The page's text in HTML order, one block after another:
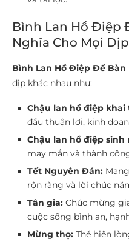
Bình Lan Hồ Điệp
Nghĩa Cho Mọi Dịp
Bình Lan Hồ Điệp Để Bàn
dịp khác nhau như:
Chậu lan hồ điệp khai
đầu thuận lợi, kinh
Chậu lan hồ điệp sinh
may mắn và thành
Tết Nguyên Đán:
rộn ràng và lời chúc
Tân gia: Chúc mừng
cuộc sống bình an,
Mừng thọ: Thể hiện